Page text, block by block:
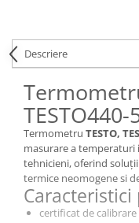
Descriere
TESTO440-
Termometru TESTO,
masurare a
tehnicieni, oferind
termice neomogene si
certificat de